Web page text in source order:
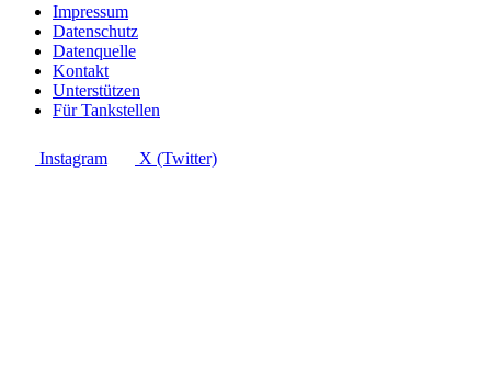
Impressum
Datenschutz
Datenquelle
Kontakt
Unterstützen
Für Tankstellen
Instagram X (Twitter)